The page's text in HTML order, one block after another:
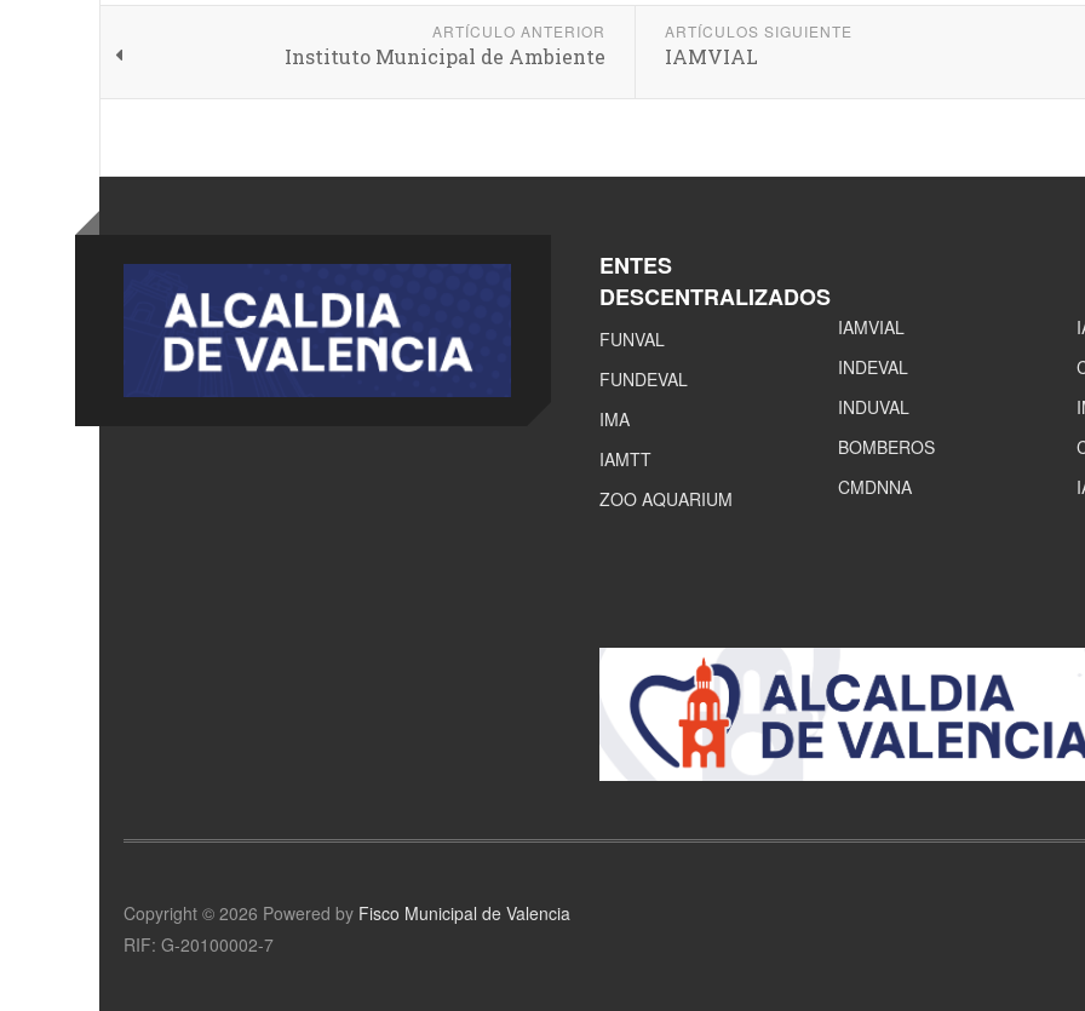
ARTÍCULO ANTERIOR
Instituto Municipal de Ambiente
ARTÍCULOS SIGUIENTE
IAMVIAL
ENTES
DESCENTRALIZADOS
FUNVAL
FUNDEVAL
IMA
IAMTT
ZOO AQUARIUM
IAMVIAL
INDEVAL
INDUVAL
BOMBEROS
CMDNNA
Copyright © 2026 Powered by Fisco Municipal de Valencia
RIF: G-20100002-7